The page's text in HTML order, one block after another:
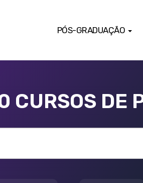
PÓS-GRADUAÇÃO
CURSOS DE